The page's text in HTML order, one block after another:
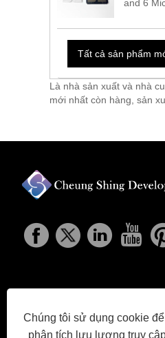
and 6
Tất cả sản phẩm
Là nhà sản xuất và nhà
mới nhất còn hàng, sản
Chúng tôi sử dụng cookie
phân tích lưu lượng truy